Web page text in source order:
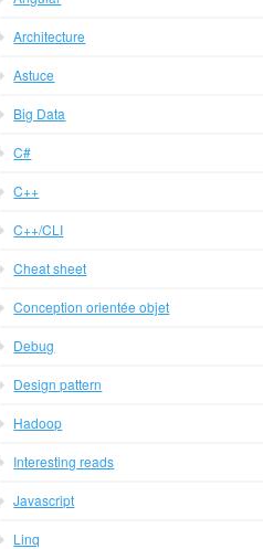
Architecture
Astuce
Big Data
C#
C++
C++/CLI
Cheat sheet
Conception orientée objet
Debug
Design pattern
Hadoop
Interesting reads
Javascript
Linq